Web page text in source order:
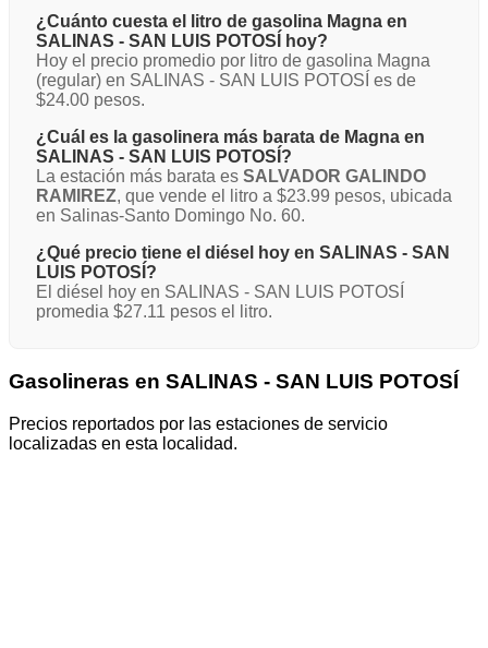
¿Cuánto cuesta el litro de gasolina Magna en
SALINAS - SAN LUIS POTOSÍ hoy?
Hoy el precio promedio por litro de gasolina Magna
(regular) en SALINAS - SAN LUIS POTOSÍ es de
$24.00 pesos.
¿Cuál es la gasolinera más barata de Magna en
SALINAS - SAN LUIS POTOSÍ?
La estación más barata es SALVADOR GALINDO
RAMIREZ, que vende el litro a $23.99 pesos, ubicada
en Salinas-Santo Domingo No. 60.
¿Qué precio tiene el diésel hoy en SALINAS - SAN
LUIS POTOSÍ?
El diésel hoy en SALINAS - SAN LUIS POTOSÍ
promedia $27.11 pesos el litro.
Gasolineras en SALINAS - SAN LUIS POTOSÍ
Precios reportados por las estaciones de servicio
localizadas en esta localidad.